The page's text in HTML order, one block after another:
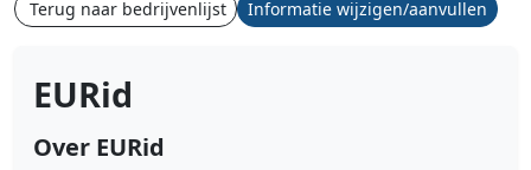
Terug naar bedrijvenlijst Informatie wijzigen/aanvullen
EURid
Over EURid